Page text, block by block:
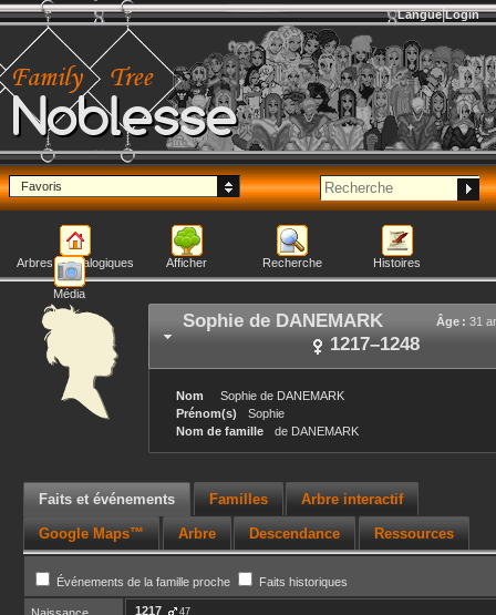
Noblesse
Langue Login
Favoris
Arbres généalogiques Afficher Recherche Histoires
Média
Sophie de DANEMARK Âge : 31
1217–1248
Nom Sophie de DANEMARK
Prénom(s)
Sophie
Nom de famille
de DANEMARK
Faits et événements Familles Arbre interactif
Google Maps™ Arbre Descendance Ressources
Événements de la famille proche Faits historiques
1217 47